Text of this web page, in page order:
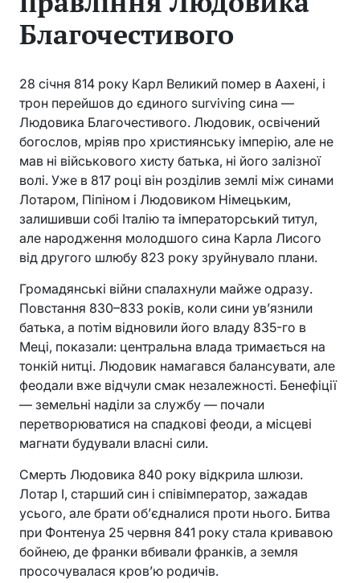
Благочестивого
28 січня 814 року Карл Великий помер в Аахені, і
трон перейшов до єдиного surviving сина —
Людовика Благочестивого. Людовик, освічений
богослов, мріяв про християнську імперію, але не
мав ні військового хисту батька, ні його залізної
волі. Уже в 817 році він розділив землі між синами
Лотаром, Піпіном і Людовиком Німецьким,
залишивши собі Італію та імператорський титул,
але народження молодшого сина Карла Лисого
від другого шлюбу 823 року зруйнувало плани.
Громадянські війни спалахнули майже одразу.
Повстання 830–833 років, коли сини ув’язнили
батька, а потім відновили його владу 835-го в
Меці, показали: центральна влада тримається на
тонкій нитці. Людовик намагався балансувати, але
феодали вже відчули смак незалежності. Бенефіції
— земельні наділи за службу — почали
перетворюватися на спадкові феоди, а місцеві
магнати будували власні сили.
Смерть Людовика 840 року відкрила шлюзи.
Лотар I, старший син і співімператор, зажадав
усього, але брати об’єдналися проти нього. Битва
при Фонтенуа 25 червня 841 року стала кривавою
бойнею, де франки вбивали франків, а земля
просочувалася кров’ю родичів.